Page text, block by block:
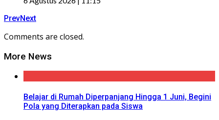
PrevNext
Comments are closed.
More News
Belajar di Rumah Diperpanjang Hingga 1 Juni, Begini
Pola yang Diterapkan pada Siswa